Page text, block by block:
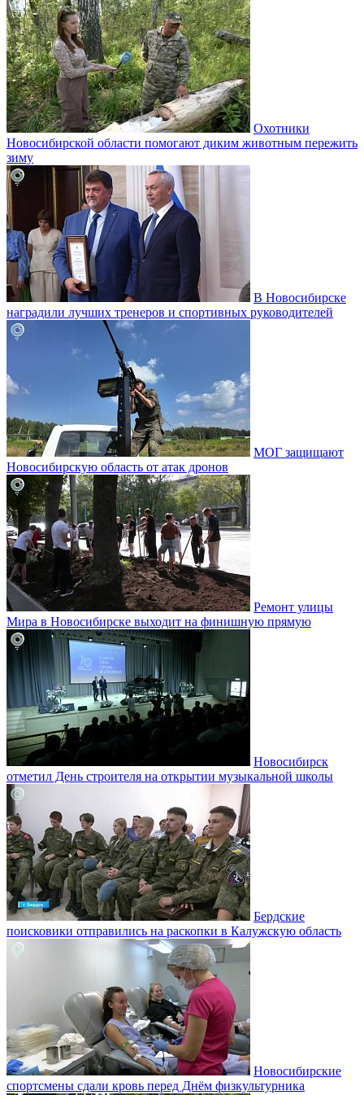
Охотники
Новосибирской области помогают диким животным пережить
зиму
В Новосибирске
наградили лучших тренеров и спортивных руководителей
МОГ защищают
Новосибирскую область от атак дронов
Ремонт улицы
Мира в Новосибирске выходит на финишную прямую
Новосибирск
отметил День строителя на открытии музыкальной школы
Бердские
поисковики отправились на раскопки в Калужскую область
Новосибирские
спортсмены сдали кровь перед Днём физкультурника